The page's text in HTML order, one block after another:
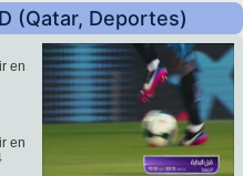
(Qatar, Deportes)
en
en